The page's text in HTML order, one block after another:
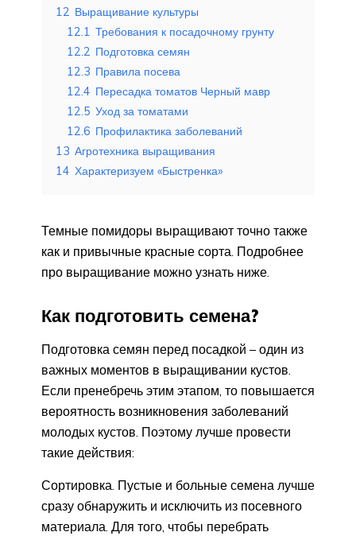
12 Выращивание культуры
12.1 Требования к посадочному грунту
12.2 Подготовка семян
12.3 Правила посева
12.4 Пересадка томатов Черный мавр
12.5 Уход за томатами
12.6 Профилактика заболеваний
13 Агротехника выращивания
14 Характеризуем «Быстренка»
Темные помидоры выращивают точно также
как и привычные красные сорта. Подробнее
про выращивание можно узнать ниже.
Как подготовить семена?
Подготовка семян перед посадкой – один из
важных моментов в выращивании кустов.
Если пренебречь этим этапом, то повышается
вероятность возникновения заболеваний
молодых кустов. Поэтому лучше провести
такие действия:
Сортировка. Пустые и больные семена лучше
сразу обнаружить и исключить из посевного
материала. Для того, чтобы перебрать